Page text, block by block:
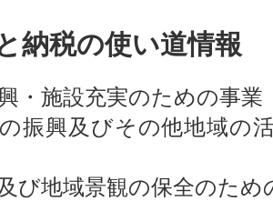
納税の使い道情報
・施設充実のための事業
振興及びその他地域の
び地域景観の保全のため